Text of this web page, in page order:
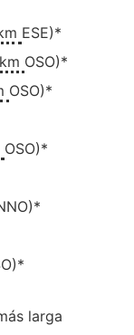
ESE)*
OSO)*
OSO)*
OSO)*
larga